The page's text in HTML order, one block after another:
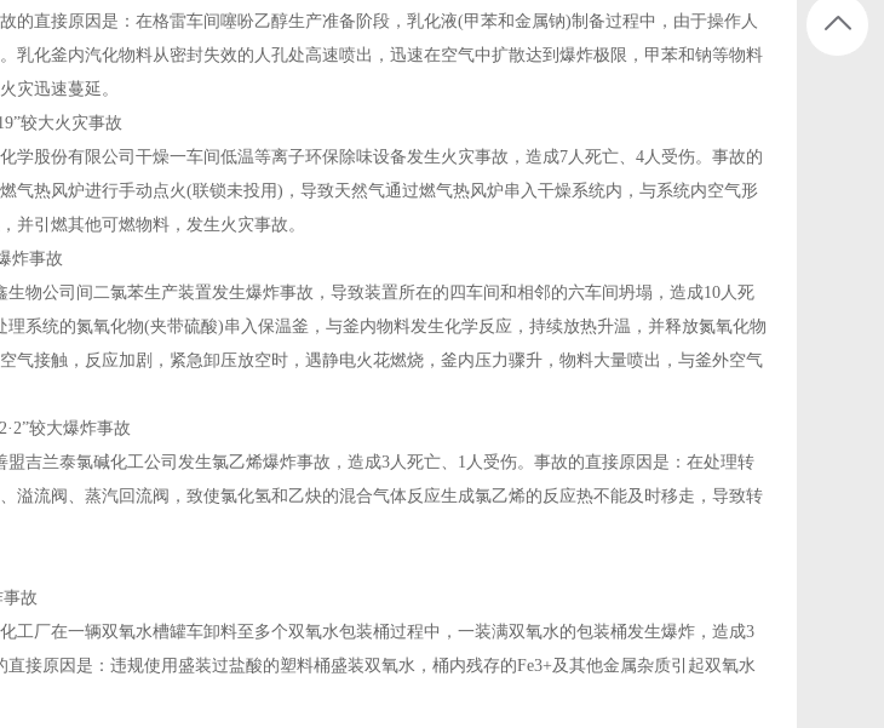
的直接原因是：在格雷车间噻吩乙醇生产准备阶段，乳化液(甲苯和金属钠)制备过程中，由于操作人
乳化釜内汽化物料从密封失效的人孔处高速喷出，迅速在空气中扩散达到爆炸极限，甲苯和钠等物料
灾迅速蔓延。
较大火灾事故
股份有限公司干燥一车间低温等离子环保除味设备发生火灾事故，造成7人死亡、4人受伤。事故的
气热风炉进行手动点火(联锁未投用)，导致天然气通过燃气热风炉串入干燥系统内，与系统内空气形
并引燃其他可燃物料，发生火灾事故。
炸事故
物公司间二氯苯生产装置发生爆炸事故，导致装置所在的四车间和相邻的六车间坍塌，造成10人死
系统的氮氧化物(夹带硫酸)串入保温釜，与釜内物料发生化学反应，持续放热升温，并释放氮氧化物
气接触，反应加剧，紧急卸压放空时，遇静电火花燃烧，釜内压力骤升，物料大量喷出，与釜外空气
较大爆炸事故
吉兰泰氯碱化工公司发生氯乙烯爆炸事故，造成3人死亡、1人受伤。事故的直接原因是：在处理转
溢流阀、蒸汽回流阀，致使氯化氢和乙炔的混合气体反应生成氯乙烯的反应热不能及时移走，导致转
故
厂在一辆双氧水槽罐车卸料至多个双氧水包装桶过程中，一装满双氧水的包装桶发生爆炸，造成3
直接原因是：违规使用盛装过盐酸的塑料桶盛装双氧水，桶内残存的Fe3+及其他金属杂质引起双氧水